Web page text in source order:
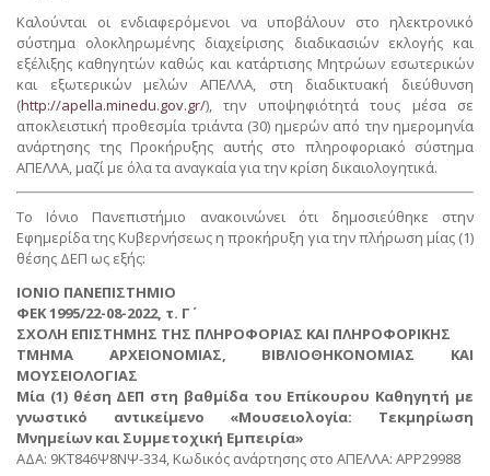
Καλούνται οι ενδιαφερόμενοι να υποβάλουν στο ηλεκτρονικό
σύστημα ολοκληρωμένης διαχείρισης διαδικασιών εκλογής και
εξέλιξης καθηγητών καθώς και κατάρτισης Μητρώων εσωτερικών
και εξωτερικών μελών ΑΠΕΛΛΑ, στη διαδικτυακή διεύθυνση
(http://apella.minedu.gov.gr/), την υποψηφιότητά τους μέσα σε
αποκλειστική προθεσμία τριάντα (30) ημερών από την ημερομηνία
ανάρτησης της Προκήρυξης αυτής στο πληροφοριακό σύστημα
ΑΠΕΛΛΑ, μαζί με όλα τα αναγκαία για την κρίση δικαιολογητικά.
Το Ιόνιο Πανεπιστήμιο ανακοινώνει ότι δημοσιεύθηκε στην
Εφημερίδα της Κυβερνήσεως η προκήρυξη για την πλήρωση μίας (1)
θέσης ΔΕΠ ως εξής:
ΙΟΝΙΟ ΠΑΝΕΠΙΣΤΗΜΙΟ
ΦΕΚ 1995/22-08-2022, τ. Γ΄
ΣΧΟΛΗ ΕΠΙΣΤΗΜΗΣ ΤΗΣ ΠΛΗΡΟΦΟΡΙΑΣ ΚΑΙ ΠΛΗΡΟΦΟΡΙΚΗΣ
ΤΜΗΜΑ ΑΡΧΕΙΟΝΟΜΙΑΣ, ΒΙΒΛΙΟΘΗΚΟΝΟΜΙΑΣ ΚΑΙ
ΜΟΥΣΕΙΟΛΟΓΙΑΣ
Μία (1) θέση ΔΕΠ στη βαθμίδα του Επίκουρου Καθηγητή με
γνωστικό αντικείμενο «Μουσειολογία: Τεκμηρίωση
Μνημείων και Συμμετοχική Εμπειρία»
ΑΔΑ: 9ΚΤ846Ψ8ΝΨ-334, Κωδικός ανάρτησης στο ΑΠΕΛΛΑ: APP29988